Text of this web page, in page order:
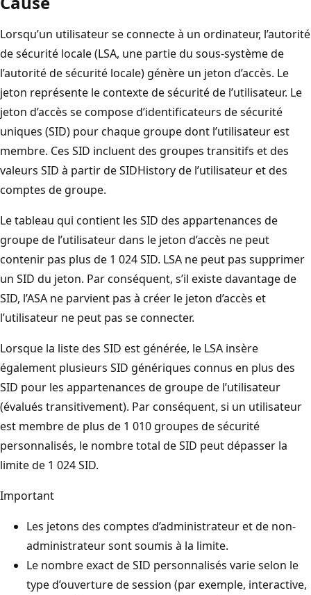
Lorsqu’un utilisateur se connecte à un ordinateur, l’autorité
de sécurité locale (LSA, une partie du sous-système de
l’autorité de sécurité locale) génère un jeton d’accès. Le
jeton représente le contexte de sécurité de l’utilisateur. Le
jeton d’accès se compose d’identificateurs de sécurité
uniques (SID) pour chaque groupe dont l’utilisateur est
membre. Ces SID incluent des groupes transitifs et des
valeurs SID à partir de SIDHistory de l’utilisateur et des
comptes de groupe.
Le tableau qui contient les SID des appartenances de
groupe de l’utilisateur dans le jeton d’accès ne peut
contenir pas plus de 1 024 SID. LSA ne peut pas supprimer
un SID du jeton. Par conséquent, s’il existe davantage de
SID, l’ASA ne parvient pas à créer le jeton d’accès et
l’utilisateur ne peut pas se connecter.
Lorsque la liste des SID est générée, le LSA insère
également plusieurs SID génériques connus en plus des
SID pour les appartenances de groupe de l’utilisateur
(évalués transitivement). Par conséquent, si un utilisateur
est membre de plus de 1 010 groupes de sécurité
personnalisés, le nombre total de SID peut dépasser la
limite de 1 024 SID.
Important
Les jetons des comptes d’administrateur et de non-
administrateur sont soumis à la limite.
Le nombre exact de SID personnalisés varie selon le
type d’ouverture de session (par exemple, interactive,